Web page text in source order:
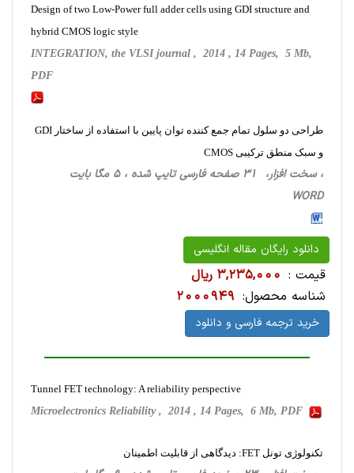
Design of two Low-Power full adder cells using GDI structure and
hybrid CMOS logic style
INTEGRATION, the VLSI journal , 2014 , 14 Pages, 5 Mb,
PDF
طراحی دو سلول تمام جمع کننده توان پایین با استفاده از ساختار GDI
و سبک منطق ترکیبی CMOS
، سخت ‌افزار، 31 صفحه فارسی تایپ شده ، 5 مگا بایت
WORD
دانلود رایگان مقاله انگلیسی
قیمت : 3,235,000 ریال
شناسه محصول: 2000949
خرید ترجمه فارسی و دانلود
Tunnel FET technology: A reliability perspective
Microelectronics Reliability , 2014 , 14 Pages, 6 Mb, PDF
تکنولوژی تونل FET: دیدگاهی از قابلیت اطمینان